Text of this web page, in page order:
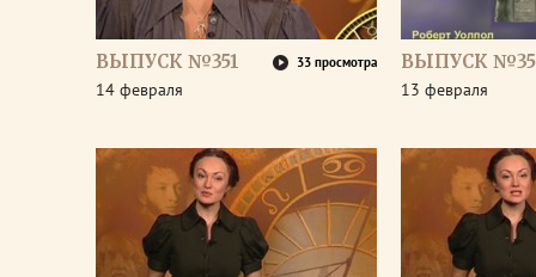
ВЫПУСК №351 33 просмотра
14 февраля
ВЫПУСК
13 февраля